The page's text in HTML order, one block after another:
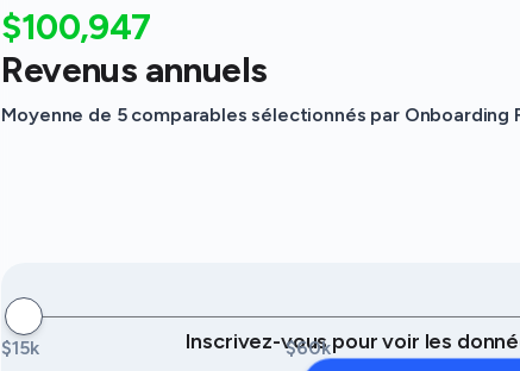
$100,947
Revenus annuels
Moyenne de 5 comparables sélectionnés par Onboarding
$15k $60k
Inscrivez-vous pour voir les